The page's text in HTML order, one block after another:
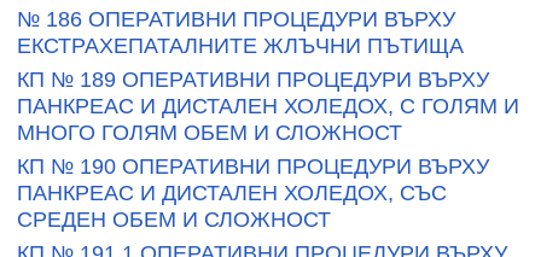
№ 186 ОПЕРАТИВНИ ПРОЦЕДУРИ ВЪРХУ
ЕКСТРАХЕПАТАЛНИТЕ ЖЛЪЧНИ ПЪТИЩА
КП № 189 ОПЕРАТИВНИ ПРОЦЕДУРИ ВЪРХУ
ПАНКРЕАС И ДИСТАЛЕН ХОЛЕДОХ, С ГОЛЯМ И
МНОГО ГОЛЯМ ОБЕМ И СЛОЖНОСТ
КП № 190 ОПЕРАТИВНИ ПРОЦЕДУРИ ВЪРХУ
ПАНКРЕАС И ДИСТАЛЕН ХОЛЕДОХ, СЪС
СРЕДЕН ОБЕМ И СЛОЖНОСТ